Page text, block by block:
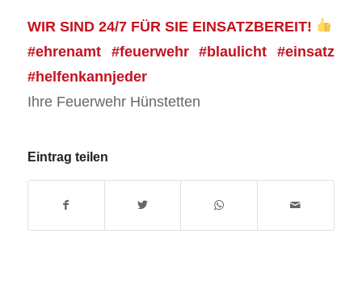
WIR SIND 24/7 FÜR SIE EINSATZBEREIT!
#ehrenamt #feuerwehr #blaulicht #einsatz
#helfenkannjeder
Ihre Feuerwehr Hünstetten
Eintrag teilen